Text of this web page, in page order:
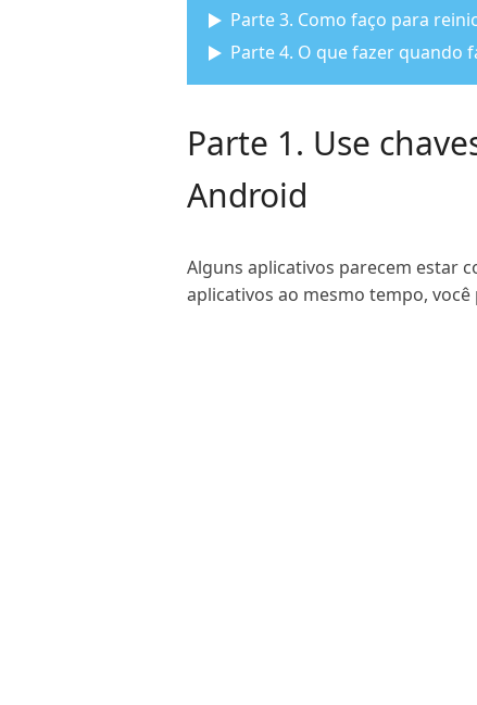
Parte 3. Como faço para
Parte 4. O que fazer quando
Parte 1. Use
Android
Alguns aplicativos parecem estar
aplicativos ao mesmo tempo,